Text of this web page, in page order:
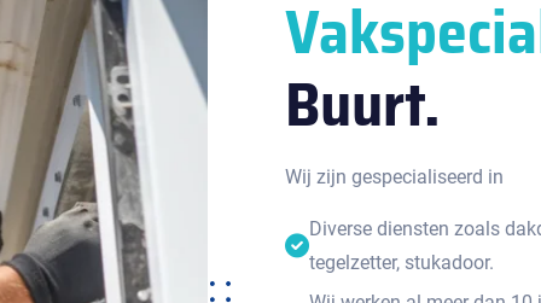
Buurt.
Wij zijn gespecialiseerd in
Diverse diensten zoals
tegelzetter, stukadoor.